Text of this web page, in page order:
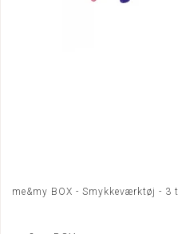
me&my BOX - Smykkeværktøj - 3